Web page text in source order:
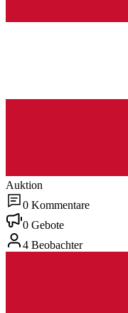
Auktion
0 Kommentare
0 Gebote
4 Beobachter